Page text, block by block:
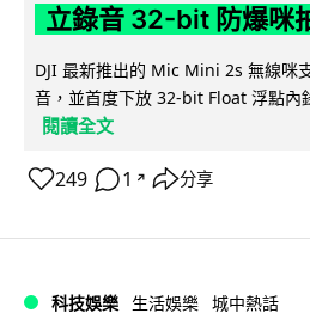
立錄音 32-bit 防爆咪
DJI 最新推出的 Mic Mini 2s 無線咪
音，並首度下放 32-bit Float 浮點內
閱讀全文
249 1 ↗ 分享
科技娛樂 生活娛樂 城中熱話